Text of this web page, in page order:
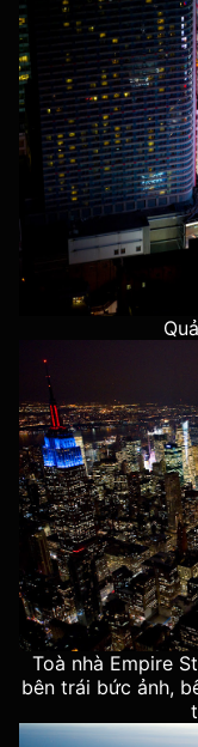
Toà nhà Empire
bên trái bức ảnh,